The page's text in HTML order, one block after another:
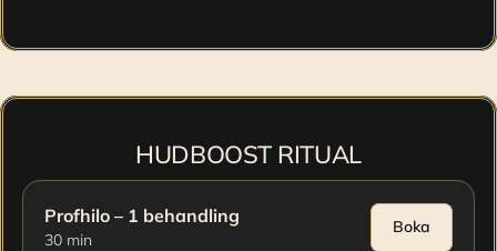
och livfullhet.
HUDBOOST RITUAL
Profhilo – 1 behandling
30 min
Boka